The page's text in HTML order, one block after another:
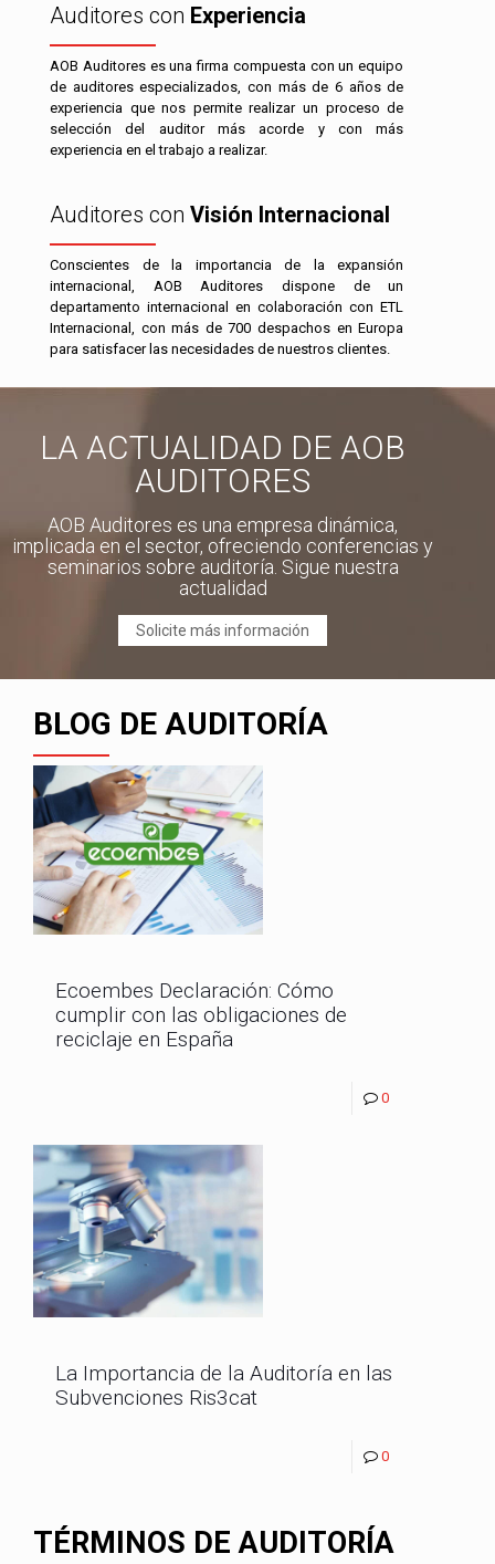
Auditores con Experiencia
AOB Auditores es una firma compuesta con un equipo
de auditores especializados, con más de 6 años de
experiencia que nos permite realizar un proceso de
selección del auditor más acorde y con más
experiencia en el trabajo a realizar.
Auditores con Visión Internacional
Conscientes de la importancia de la expansión
internacional, AOB Auditores dispone de un
departamento internacional en colaboración con ETL
Internacional, con más de 700 despachos en Europa
para satisfacer las necesidades de nuestros clientes.
LA ACTUALIDAD DE AOB
AUDITORES
AOB Auditores es una empresa dinámica,
implicada en el sector, ofreciendo conferencias y
seminarios sobre auditoría. Sigue nuestra
actualidad
Solicite más información
BLOG DE AUDITORÍA
Ecoembes Declaración: Cómo
cumplir con las obligaciones de
reciclaje en España
0
La Importancia de la Auditoría en las
Subvenciones Ris3cat
0
TÉRMINOS DE AUDITORÍA